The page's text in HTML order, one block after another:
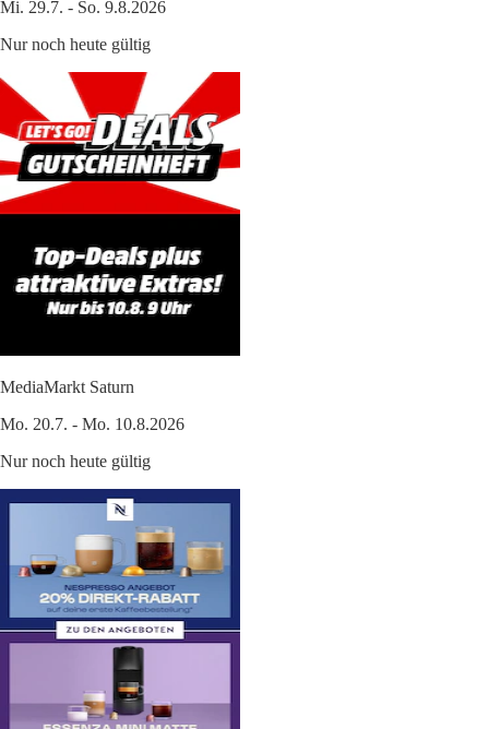
Mi. 29.7. - So. 9.8.2026
Nur noch heute gültig
MediaMarkt Saturn
Mo. 20.7. - Mo. 10.8.2026
Nur noch heute gültig